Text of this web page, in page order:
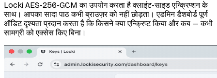
Locki AES-256-GCM का उपयोग करता है क्लाइंट-साइड एन्क्रिप्शन के
साथ। आपका सादा पाठ कभी ब्राउज़र को नहीं छोड़ता। एडमिन डैशबोर्ड पूर्ण
ऑडिट दृश्यता प्रदान करता है कि किसने क्या एन्क्रिप्ट किया और कब — कभी
सामग्री को एक्सेस किए बिना।